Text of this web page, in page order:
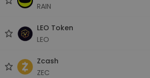
RAIN
LEO Token
LEO
Zcash
ZEC